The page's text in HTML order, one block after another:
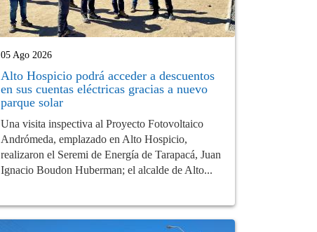
05 Ago 2026
Alto Hospicio podrá acceder a descuentos
en sus cuentas eléctricas gracias a nuevo
parque solar
Una visita inspectiva al Proyecto Fotovoltaico
Andrómeda, emplazado en Alto Hospicio,
realizaron el Seremi de Energía de Tarapacá, Juan
Ignacio Boudon Huberman; el alcalde de Alto...